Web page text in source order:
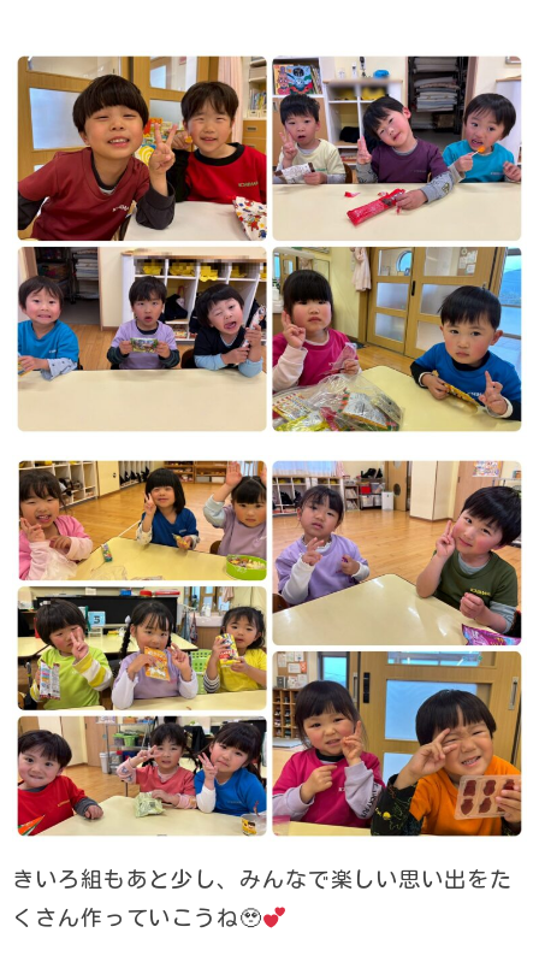
きいろ組もあと少し、みんなで楽しい思い出をた
くさん作っていこうね🥹